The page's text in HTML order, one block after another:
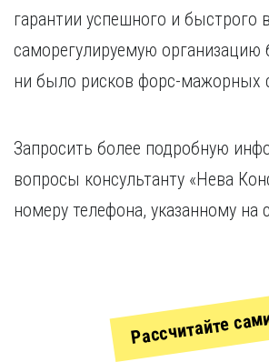
гарантии успешного и быстрого
саморегулируемую организацию
ни было рисков форс-мажорных
Запросить более подробную
вопросы консультанту «Нева
номеру телефона, указанному на
Рассчитайте